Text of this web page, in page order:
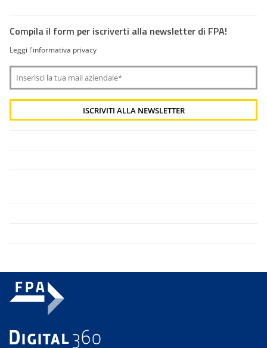
Compila il form per iscriverti alla newsletter di FPA!
Leggi l'informativa privacy